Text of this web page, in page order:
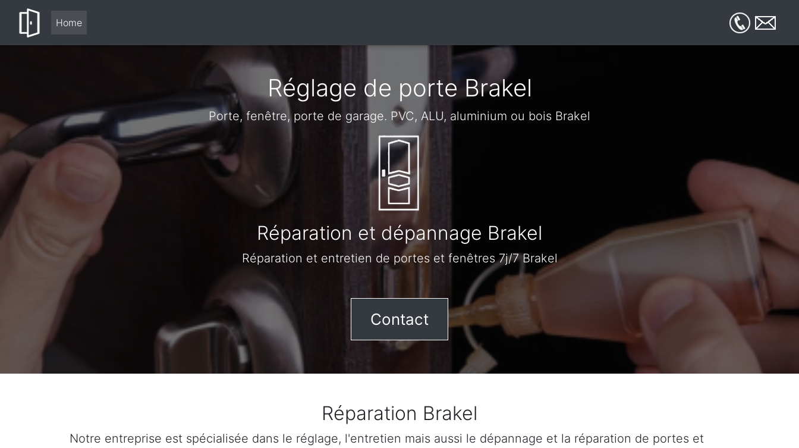
Home
Réglage de porte Brakel
Porte, fenêtre, porte de garage. PVC, ALU, aluminium ou bois Brakel
Réparation et dépannage Brakel
Réparation et entretien de portes et fenêtres 7j/7 Brakel
Contact
Réparation Brakel
Notre entreprise est spécialisée dans le réglage, l'entretien mais aussi le dépannage et la réparation de portes et